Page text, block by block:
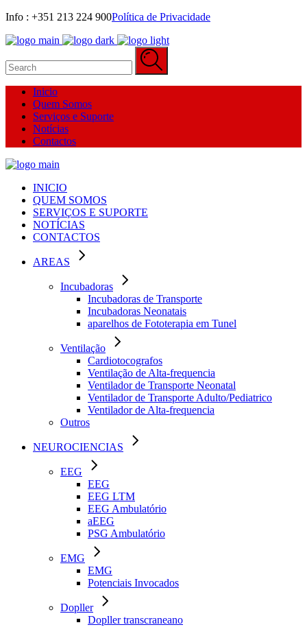
Info : +351 213 224 900‬Política de Privacidade
for:
Inicio
Quem Somos
Serviços e Suporte
Notícias
Contactos
INICIO
QUEM SOMOS
SERVIÇOS E SUPORTE
NOTÍCIAS
CONTACTOS
AREAS
Incubadoras
Incubadoras de Transporte
Incubadoras Neonatais
aparelhos de Fototerapia em Tunel
Ventilação
Cardiotocografos
Ventilação de Alta-frequencia
Ventilador de Transporte Neonatal
Ventilador de Transporte Adulto/Pediatrico
Ventilador de Alta-frequencia
Outros
NEUROCIENCIAS
EEG
EEG
EEG LTM
EEG Ambulatório
aEEG
PSG Ambulatório
EMG
EMG
Potenciais Invocados
Dopller
Dopller transcraneano